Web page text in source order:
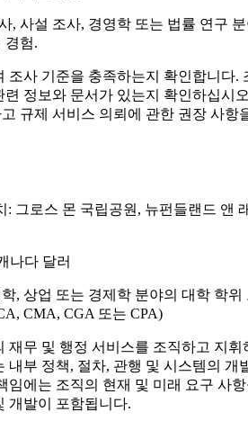
, 사설 조사, 경영학 또는 법률 연구
경험.
조사 기준을 충족하는지 확인합니다.
정보와 문서가 있는지 확인하십시
규제 서비스 의뢰에 관한 권장 사항
: 그로스 몬 국립공원, 뉴펀들랜드 앤
나다 달러
, 상업 또는 경제학 분야의 대학 학위
CMA, CGA 또는 CPA)
재무 및 행정 서비스를 조직하고 지휘
내부 정책, 절차, 관행 및 시스템의 개
임에는 조직의 현재 및 미래 요구 사
개발이 포함됩니다.